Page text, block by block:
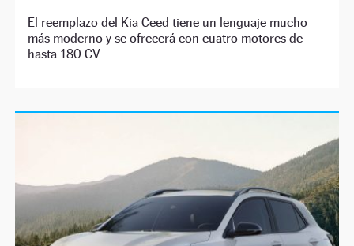
El reemplazo del Kia Ceed tiene un lenguaje mucho
más moderno y se ofrecerá con cuatro motores de
hasta 180 CV.